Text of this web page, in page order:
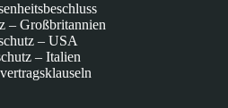
– Großbritannien
– USA
– Italien